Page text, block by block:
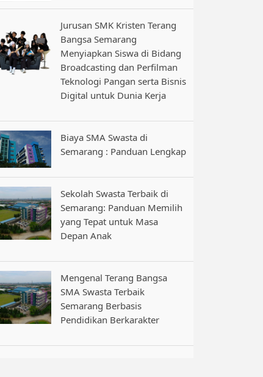
Jurusan SMK Kristen Terang
Bangsa Semarang
Menyiapkan Siswa di Bidang
Broadcasting dan Perfilman
Teknologi Pangan serta Bisnis
Digital untuk Dunia Kerja
Biaya SMA Swasta di
Semarang : Panduan Lengkap
Sekolah Swasta Terbaik di
Semarang: Panduan Memilih
yang Tepat untuk Masa
Depan Anak
Mengenal Terang Bangsa
SMA Swasta Terbaik
Semarang Berbasis
Pendidikan Berkarakter